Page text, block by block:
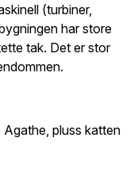
(turbiner,
har store
tak. Det er stor
Agathe, pluss katten